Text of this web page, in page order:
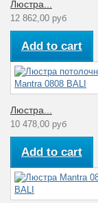
Люстра...
12 862,00 руб
Add to cart
Люстра...
10 478,00 руб
Add to cart